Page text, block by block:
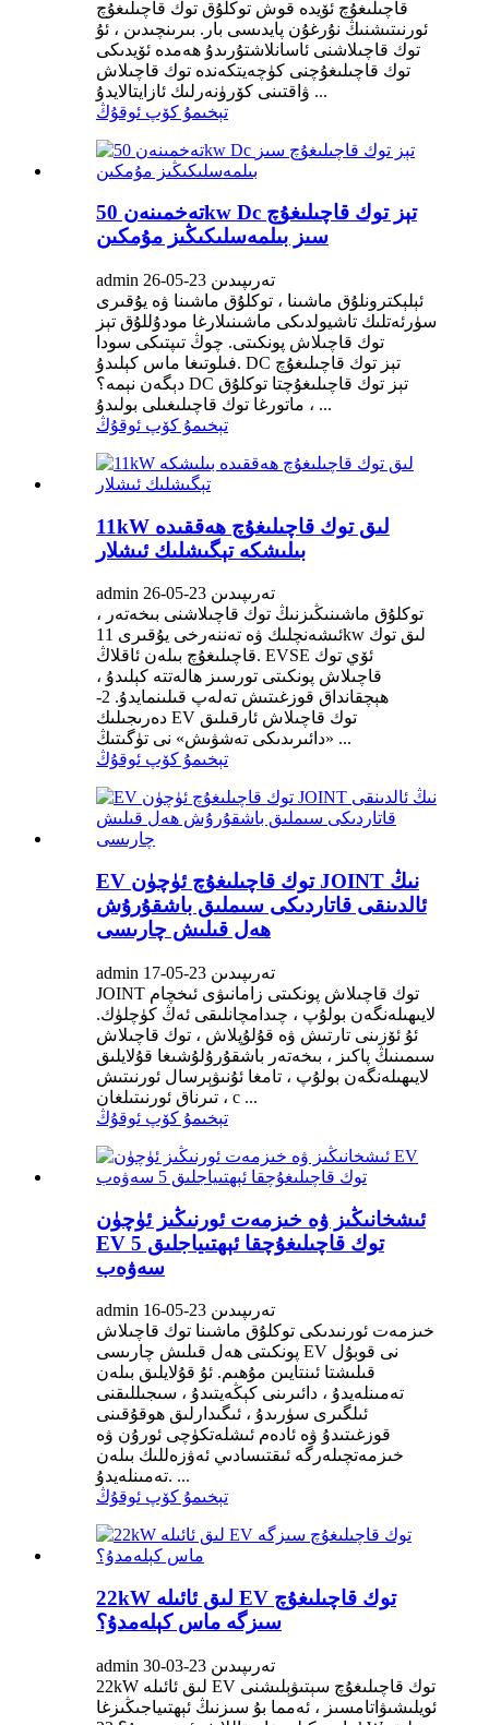
قاچىلىغۇچ ئۆيدە قوش توكلۇق توك قاچىلىغۇچ
ئورنىتىشنىڭ نۇرغۇن پايدىسى بار. بىرىنچىدىن ، ئۇ
توك قاچىلاشنى ئاسانلاشتۇرىدۇ ھەمدە ئۆيدىكى
توك قاچىلىغۇچنى كۈچەيتكەندە توك قاچىلاش
ۋاقتىنى كۆرۈنەرلىك ئازايتالايدۇ ...
تېخىمۇ كۆپ ئوقۇڭ
تەخمىنەن 50kw Dc تېز توك قاچىلىغۇچ
سىز بىلمەسلىكىڭىز مۇمكىن
admin تەرىپىدىن 23-05-26
ئېلېكترونلۇق ماشىنا ، توكلۇق ماشىنا ۋە يۇقىرى
سۈرئەتلىك تاشيولدىكى ماشىنىلارغا مودۇللۇق تېز
توك قاچىلاش پونكىتى. چوڭ تىپتىكى سودا
فىلوتىغا ماس كېلىدۇ. DC تېز توك قاچىلىغۇچ
دېگەن نېمە؟ DC تېز توك قاچىلىغۇچتا توكلۇق
ماتورغا توك قاچىلىغىلى بولىدۇ ، ...
تېخىمۇ كۆپ ئوقۇڭ
11kW لىق توك قاچىلىغۇچ ھەققىدە
بىلىشكە تېگىشلىك ئىشلار
admin تەرىپىدىن 23-05-26
توكلۇق ماشىنىڭىزنىڭ توك قاچىلاشنى بىخەتەر ،
ئىشەنچلىك ۋە تەننەرخى يۇقىرى 11kw لىق توك
قاچىلىغۇچ بىلەن ئاقلاڭ. EVSE ئۆي توك
قاچىلاش پونكىتى تورسىز ھالەتتە كېلىدۇ ،
ھېچقانداق قوزغىتىش تەلەپ قىلىنمايدۇ. 2-
دەرىجىلىك EV توك قاچىلاش ئارقىلىق
«دائىرىدىكى تەشۋىش» نى تۈگىتىڭ ...
تېخىمۇ كۆپ ئوقۇڭ
EV توك قاچىلىغۇچ ئۈچۈن JOINT نىڭ
ئالدىنقى قاتاردىكى سىملىق باشقۇرۇش
ھەل قىلىش چارىسى
admin تەرىپىدىن 23-05-17
JOINT توك قاچىلاش پونكىتى زامانىۋى ئىخچام
لايىھىلەنگەن بولۇپ ، چىدامچانلىقى ئەڭ كۈچلۈك.
ئۇ ئۆزىنى تارتىش ۋە قۇلۇپلاش ، توك قاچىلاش
سىمىنىڭ پاكىز ، بىخەتەر باشقۇرۇلۇشىغا قۇلايلىق
لايىھىلەنگەن بولۇپ ، تامغا ئۇنىۋېرسال ئورنىتىش
تىرناق ئورنىتىلغان ، c ...
تېخىمۇ كۆپ ئوقۇڭ
ئىشخانىڭىز ۋە خىزمەت ئورنىڭىز ئۈچۈن
EV توك قاچىلىغۇچقا ئېھتىياجلىق 5
سەۋەب
admin تەرىپىدىن 23-05-16
خىزمەت ئورنىدىكى توكلۇق ماشىنا توك قاچىلاش
پونكىتى ھەل قىلىش چارىسى EV نى قوبۇل
قىلىشتا ئىنتايىن مۇھىم. ئۇ قۇلايلىق بىلەن
تەمىنلەيدۇ ، دائىرىنى كېڭەيتىدۇ ، سىجىللىقنى
ئىلگىرى سۈرىدۇ ، ئىگىدارلىق ھوقۇقىنى
قوزغىتىدۇ ۋە ئادەم ئىشلەتكۈچى ئورۇن ۋە
خىزمەتچىلەرگە ئىقتىسادىي ئەۋزەللىك بىلەن
تەمىنلەيدۇ. ...
تېخىمۇ كۆپ ئوقۇڭ
22kW لىق ئائىلە EV توك قاچىلىغۇچ
سىزگە ماس كېلەمدۇ؟
admin تەرىپىدىن 23-03-30
22kW لىق ئائىلە EV توك قاچىلىغۇچ سېتىۋېلىشنى
ئويلىشىۋاتامسىز ، ئەمما بۇ سىزنىڭ ئېھتىياجىڭىزغا